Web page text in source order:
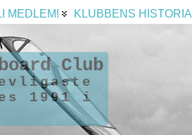
MEDLEM! KLUBBENS HISTORIA
Club
1991 i